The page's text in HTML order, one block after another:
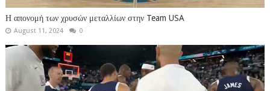
Η απονομή των χρυσών μεταλλίων στην Team USA
August 11, 2024 0